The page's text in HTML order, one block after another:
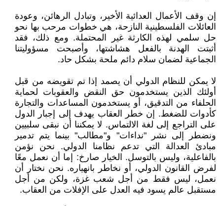
إن وقف الأعمال العدائية الأخير، وتبادل الرهائن، وعودة
العائلات الفلسطينية النازحة، هي خطوات مرحب بها نحو
حل سلمي لهذه الكارثة غير المحتملة. ومع ذلك، فقد
أثبتت الهدنة بالفعل هشاشتها، وأصبحت مسؤوليتنا
الجماعية لضمان سلام دائم ملحة بشكل حاد.
لا يمكن للنظام الدولي أن يصمد إذا تم تقويضه من قبل
أولئك الذين يستخدمون حق النقض والعقوبات لحماية
الحلفاء من التدقيق، أو يستخدمون المساعدات والتجارة
كأدوات للضغط. إن خطر العقاب يهدف إلى إجبار الدول
على التراجع إلى لغة الالتماس. لا يمكننا أن نبقى سلبيين
ونضطر إلى نشر "نداءات" و"مطالب" بينما يتم تدمير
مبادئ العدالة التي تدعم نظامنا الدولي. نحن نؤمن
بالفاعلية، وليس بالتوسل. الخيار صارخ: إما أن نعمل معًا
لفرض القانون الدولي، أو نخاطر بانهياره. نحن نختار أن
نعمل، ليس فقط من أجل شعب غزة، ولكن من أجل
مستقبل عالم يسود فيه العدل على الإفلات من العقاب.